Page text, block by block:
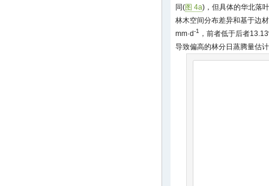
同(图 4a)，但具体的华北落
林木空间分布差异和基于边
mm·d-1
，前者低于后者
导致偏高的林分日蒸腾量估